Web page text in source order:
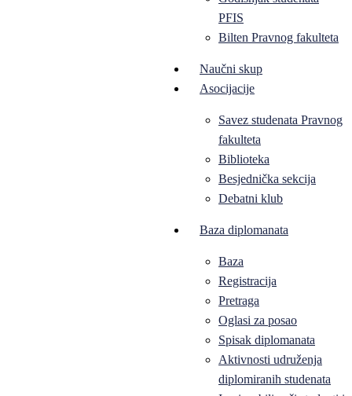
PFIS
Bilten Pravnog fakulteta
Naučni skup
Asocijacije
Savez studenata Pravnog
fakulteta
Biblioteka
Besjednička sekcija
Debatni klub
Baza diplomanata
Baza
Registracija
Pretraga
Oglasi za posao
Spisak diplomanata
Aktivnosti udruženja
diplomiranih studenata